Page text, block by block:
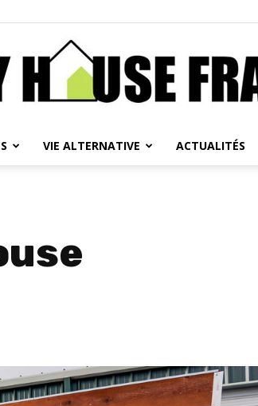
France
VIE ALTERNATIVE ACTUALITÉS